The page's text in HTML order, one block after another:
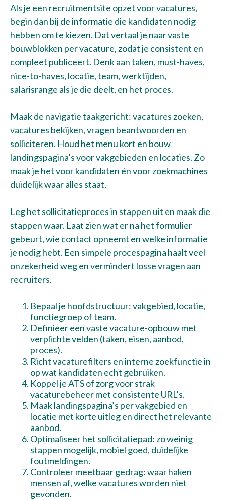
Als je een recruitmentsite opzet voor vacatures,
begin dan bij de informatie die kandidaten nodig
hebben om te kiezen. Dat vertaal je naar vaste
bouwblokken per vacature, zodat je consistent en
compleet publiceert. Denk aan taken, must-haves,
nice-to-haves, locatie, team, werktijden,
salarisrange als je die deelt, en het proces.
Maak de navigatie taakgericht: vacatures zoeken,
vacatures bekijken, vragen beantwoorden en
solliciteren. Houd het menu kort en bouw
landingspagina’s voor vakgebieden en locaties. Zo
maak je het voor kandidaten én voor zoekmachines
duidelijk waar alles staat.
Leg het sollicitatieproces in stappen uit en maak die
stappen waar. Laat zien wat er na het formulier
gebeurt, wie contact opneemt en welke informatie
je nodig hebt. Een simpele procespagina haalt veel
onzekerheid weg en vermindert losse vragen aan
recruiters.
Bepaal je hoofdstructuur: vakgebied, locatie,
functiegroep of team.
Definieer een vaste vacature-opbouw met
verplichte velden (taken, eisen, aanbod,
proces).
Richt vacaturefilters en interne zoekfunctie in
op wat kandidaten echt gebruiken.
Koppel je ATS of zorg voor strak
vacaturebeheer met consistente URL’s.
Maak landingspagina’s per vakgebied en
locatie met korte uitleg en direct het relevante
aanbod.
Optimaliseer het sollicitatiepad: zo weinig
stappen mogelijk, mobiel goed, duidelijke
foutmeldingen.
Controleer meetbaar gedrag: waar haken
mensen af, welke vacatures worden niet
gevonden.